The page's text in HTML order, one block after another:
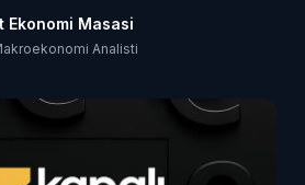
Masasi
Analisti